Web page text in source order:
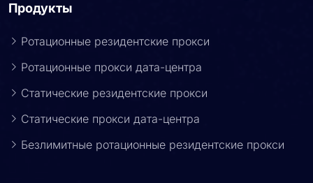
Продукты
Ротационные резидентские прокси
Ротационные прокси дата-центра
Статические резидентские прокси
Статические прокси дата-центра
Безлимитные ротационные резидентские прокси